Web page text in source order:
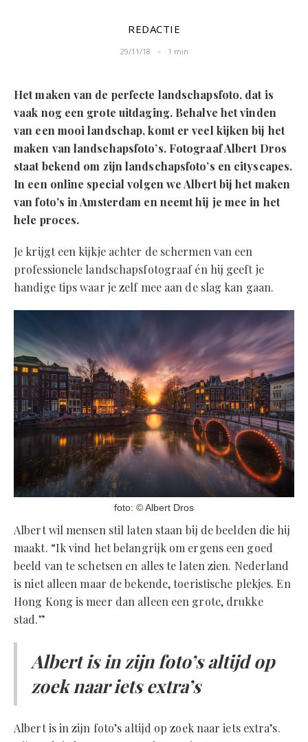
REDACTIE
29/11/18 1 min
Het maken van de perfecte landschapsfoto, dat is
vaak nog een grote uitdaging. Behalve het vinden
van een mooi landschap, komt er veel kijken bij het
maken van landschapsfoto’s. Fotograaf Albert Dros
staat bekend om zijn landschapsfoto’s en cityscapes.
In een online special volgen we Albert bij het maken
van foto's in Amsterdam en neemt hij je mee in het
hele proces.
Je krijgt een kijkje achter de schermen van een
professionele landschapsfotograaf én hij geeft je
handige tips waar je zelf mee aan de slag kan gaan.
foto: © Albert Dros
Albert wil mensen stil laten staan bij de beelden die hij
maakt. “Ik vind het belangrijk om ergens een goed
beeld van te schetsen en alles te laten zien. Nederland
is niet alleen maar de bekende, toeristische plekjes. En
Hong Kong is meer dan alleen een grote, drukke
stad.”
Albert is in zijn foto’s altijd op
zoek naar iets extra’s
Albert is in zijn foto’s altijd op zoek naar iets extra’s.